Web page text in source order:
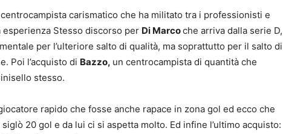
carismatico che ha militato tra i professionisti e
Stesso discorso per Di Marcoche arriva dalla serie D,
per l’ulteriore salto di qualità, ma soprattutto per il salto di
Poi l’acquisto di Bazzo, un centrocampista di quantità che
stesso.
rapido che fosse anche rapace in zona gol ed ecco che
20 gol e da lui ci si aspetta molto. Ed infine l’ultimo acquisto: